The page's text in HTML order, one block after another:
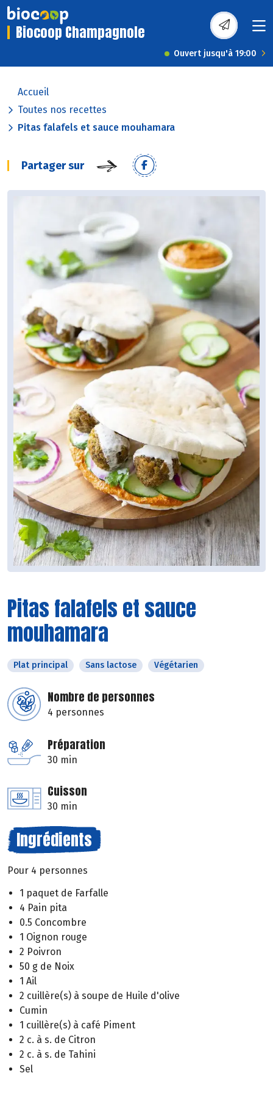
Biocoop Champagnole
Ouvert jusqu'à 19:00
Accueil
Toutes nos recettes
Pitas falafels et sauce mouhamara
Partager sur
Pitas falafels et sauce
mouhamara
Plat principal Sans lactose Végétarien
Nombre de personnes
4 personnes
Préparation
30 min
Cuisson
30 min
Ingrédients
Pour 4 personnes
1 paquet de Farfalle
4 Pain pita
0.5 Concombre
1 Oignon rouge
2 Poivron
50 g de Noix
1 Ail
2 cuillère(s) à soupe de Huile d'olive
Cumin
1 cuillère(s) à café Piment
2 c. à s. de Citron
2 c. à s. de Tahini
Sel